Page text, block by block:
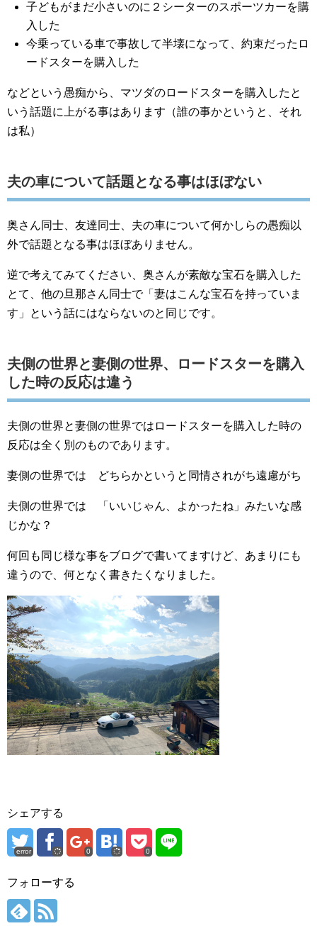
子どもがまだ小さいのに２シーターのスポーツカーを購
入した
今乗っている車で事故して半壊になって、約束だったロ
ードスターを購入した
などという愚痴から、マツダのロードスターを購入したと
いう話題に上がる事はあります（誰の事かというと、それ
は私）
夫の車について話題となる事はほぼない
奥さん同士、友達同士、夫の車について何かしらの愚痴以
外で話題となる事はほぼありません。
逆で考えてみてください、奥さんが素敵な宝石を購入した
とて、他の旦那さん同士で「妻はこんな宝石を持っていま
す」という話にはならないのと同じです。
夫側の世界と妻側の世界、ロードスターを購入
した時の反応は違う
夫側の世界と妻側の世界ではロードスターを購入した時の
反応は全く別のものであります。
妻側の世界では どちらかというと同情されがち遠慮がち
夫側の世界では 「いいじゃん、よかったね」みたいな感
じかな？
何回も同じ様な事をブログで書いてますけど、あまりにも
違うので、何となく書きたくなりました。
シェアする
error 0 0
フォローする